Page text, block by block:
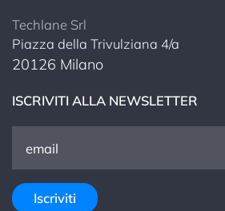
Techlane Srl
Piazza della Trivulziana 4/a
20126 Milano
ISCRIVITI ALLA NEWSLETTER